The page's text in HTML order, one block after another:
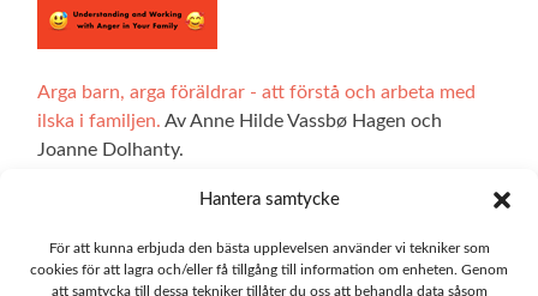
Hantera samtycke
För att kunna erbjuda den bästa upplevelsen använder vi tekniker som
cookies för att lagra och/eller få tillgång till information om enheten. Genom
att samtycka till dessa tekniker tillåter du oss att behandla data såsom
Arga barn, arga föräldrar - att förstå och arbeta med
ilska i familjen. Av Anne Hilde Vassbø Hagen och
Joanne Dolhanty.
Alla illustrationer på hemsidan är gjorda av Ingrid Marie